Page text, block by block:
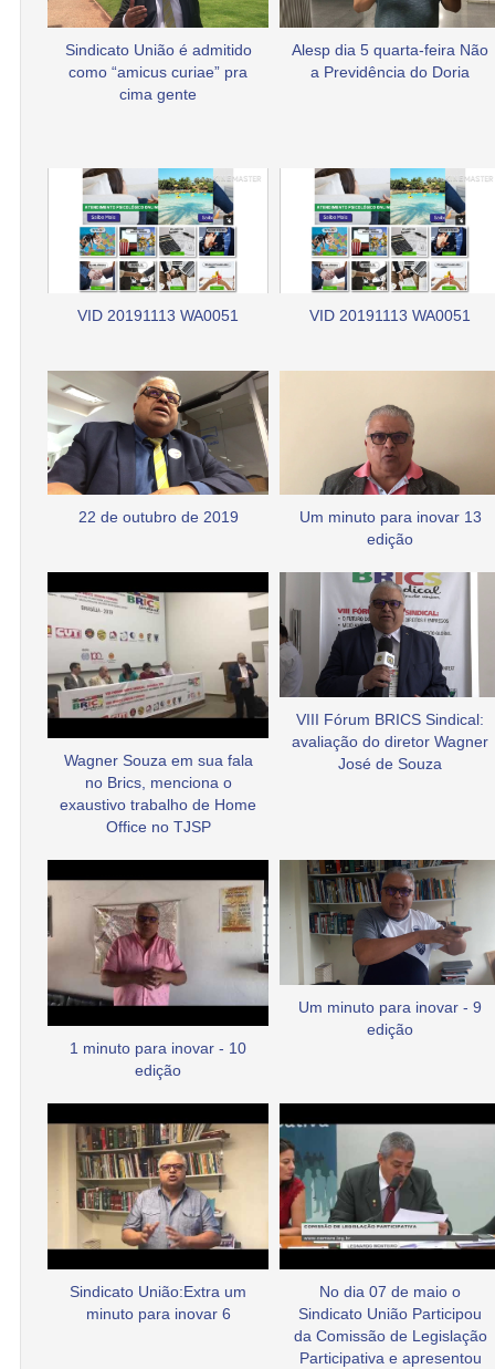
Sindicato União é admitido
como “amicus curiae” pra
cima gente
Alesp dia 5 quarta-feira Não
a Previdência do Doria
VID 20191113 WA0051 VID 20191113 WA0051
22 de outubro de 2019
Um minuto para inovar 13
edição
Wagner Souza em sua fala
no Brics, menciona o
exaustivo trabalho de Home
Office no TJSP
VIII Fórum BRICS Sindical:
avaliação do diretor Wagner
José de Souza
1 minuto para inovar - 10
edição
Um minuto para inovar - 9
edição
Sindicato União:Extra um
minuto para inovar 6
No dia 07 de maio o
Sindicato União Participou
da Comissão de Legislação
Participativa e apresentou